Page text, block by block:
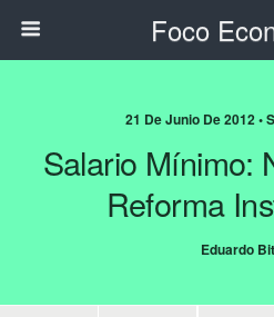
Foco
21 De Junio De 2012 •
Salario Mínimo:
Reforma
Eduardo